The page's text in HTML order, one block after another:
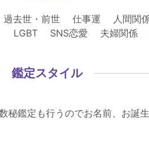
世・前世 仕事運 人間関
LGBT SNS恋愛 夫婦関
鑑定スタイル
鑑定も行うのでお名前、お誕